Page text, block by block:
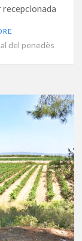
recepcionada
del penedès